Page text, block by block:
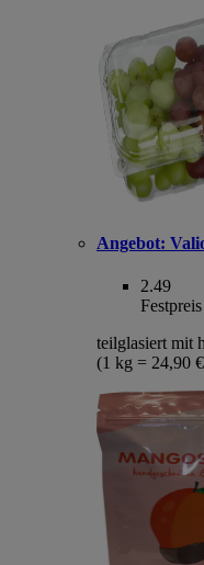
Angebot:
2.49
teilglasiert mit
(1 kg = 24,90